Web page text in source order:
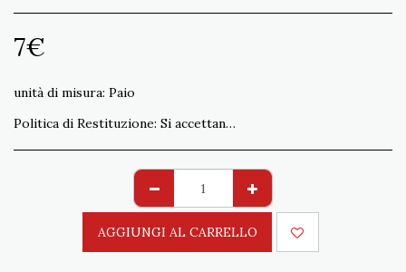
7€
unità di misura: Paio
Politica di Restituzione: Si accettano resi non conformi all&#039;ordine entro 15 gg. Spedizione a carico del Cliente
AGGIUNGI AL CARRELLO